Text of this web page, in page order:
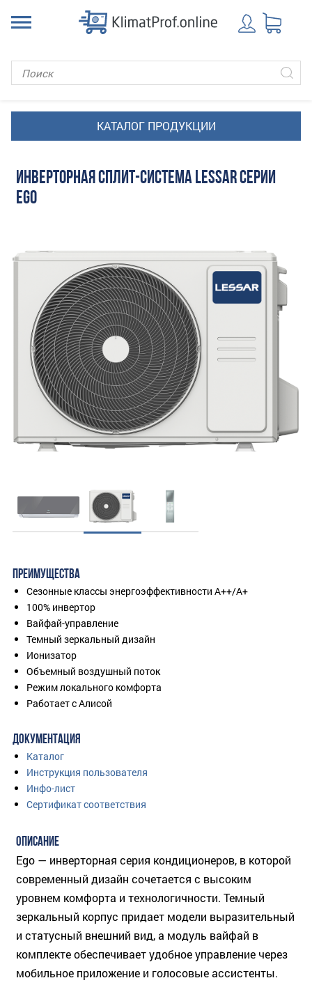
ИНВЕРТОРНАЯ СПЛИТ-СИСТЕМА LESSAR СЕРИИ
EGO
ПРЕИМУЩЕСТВА
Сезонные классы энергоэффективности A++/A+
100% инвертор
Вайфай-управление
Темный зеркальный дизайн
Ионизатор
Объемный воздушный поток
Режим локального комфорта
Работает с Алисой
ДОКУМЕНТАЦИЯ
Каталог
Инструкция пользователя
Инфо-лист
Сертификат соответствия
ОПИСАНИЕ
Ego — инверторная серия кондиционеров, в которой
современный дизайн сочетается с высоким
уровнем комфорта и технологичности. Темный
зеркальный корпус придает модели выразительный
и статусный внешний вид, а модуль вайфай в
комплекте обеспечивает удобное управление через
мобильное приложение и голосовые ассистенты.